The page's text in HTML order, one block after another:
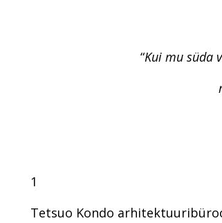
“Kui mu süda
1
Tetsuo Kondo